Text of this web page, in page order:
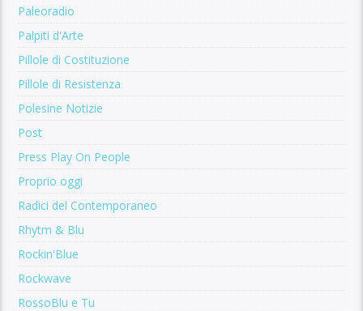
Paleoradio
Palpiti d'Arte
Pillole di Costituzione
Pillole di Resistenza
Polesine Notizie
Post
Press Play On People
Proprio oggi
Radici del Contemporaneo
Rhytm & Blu
Rockin'Blue
Rockwave
RossoBlu e Tu